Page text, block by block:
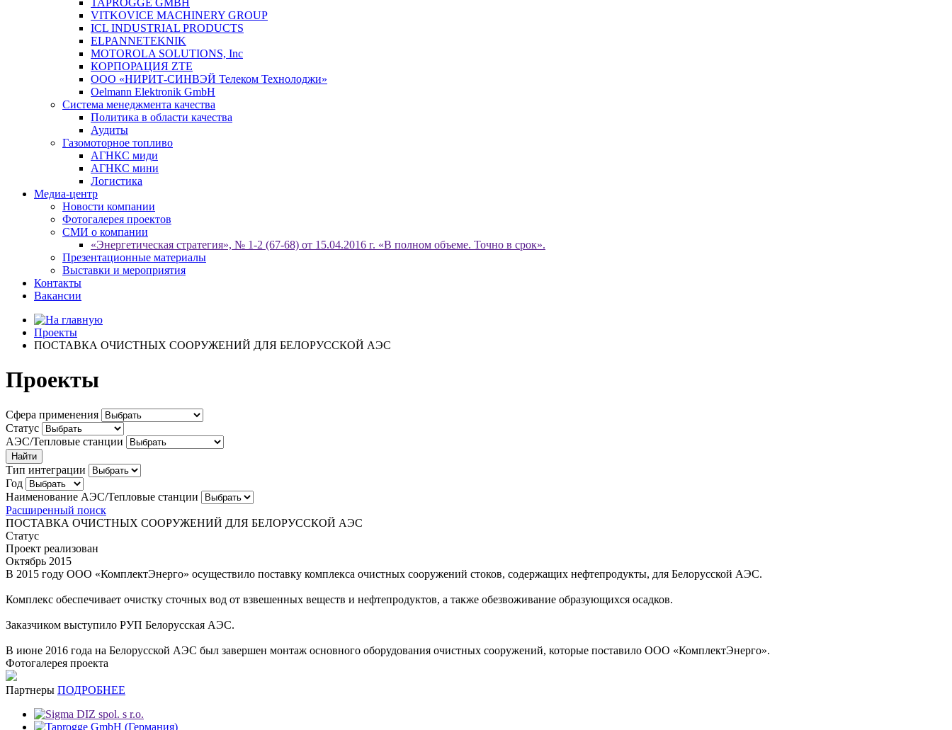
TAPROGGE GMBH
VITKOVICE MACHINERY GROUP
ICL INDUSTRIAL PRODUCTS
ELPANNETEKNIK
MOTOROLA SOLUTIONS, Inc
КОРПОРАЦИЯ ZTE
ООО «НИРИТ-СИНВЭЙ Телеком Технолоджи»
Oelmann Elektronik GmbH
Система менеджмента качества
Политика в области качества
Аудиты
Газомоторное топливо
АГНКС миди
АГНКС мини
Логистика
Медиа-центр
Новости компании
Фотогалерея проектов
СМИ о компании
«Энергетическая стратегия», № 1-2 (67-68) от 15.04.2016 г. «В полном объеме. Точно в срок».
Презентационные материалы
Выставки и мероприятия
Контакты
Вакансии
Проекты
ПОСТАВКА ОЧИСТНЫХ СООРУЖЕНИЙ ДЛЯ БЕЛОРУССКОЙ АЭС
Проекты
Сфера применения
Статус
АЭС/Тепловые станции
Тип интеграции
Год
Наименование АЭС/Тепловые станции
Расширенный поиск
ПОСТАВКА ОЧИСТНЫХ СООРУЖЕНИЙ ДЛЯ БЕЛОРУССКОЙ АЭС
Статус
Проект реализован
Октябрь 2015
В 2015 году ООО «КомплектЭнерго» осуществило поставку комплекса очистных сооружений стоков, содержащих нефтепродукты, для Белорусской АЭС.
Комплекс обеспечивает очистку сточных вод от взвешенных веществ и нефтепродуктов, а также обезвоживание образующихся осадков.
Заказчиком выступило РУП Белорусская АЭС.
В июне 2016 года на Белорусской АЭС был завершен монтаж основного оборудования очистных сооружений, которые поставило ООО «КомплектЭнерго».
Фотогалерея проекта
Партнеры ПОДРОБНЕЕ